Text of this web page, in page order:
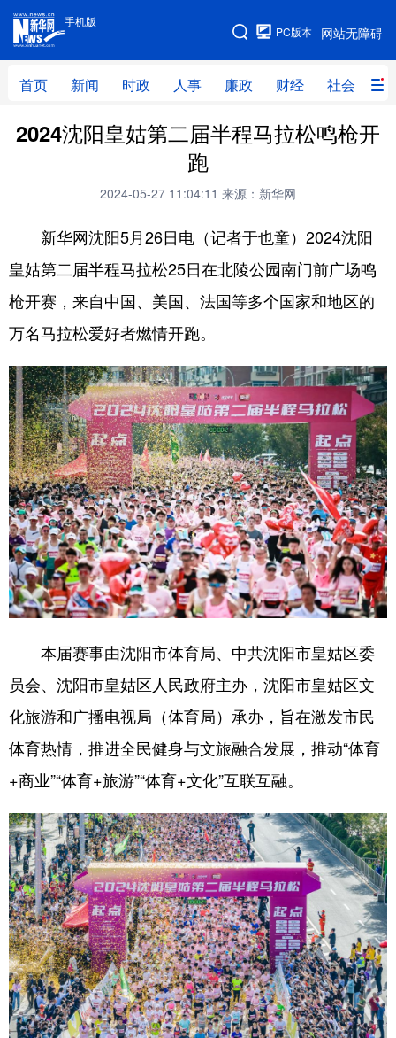
手机版
网站无障碍
PC版本
首页 新闻 时政 人事 廉政 财经 社会 科
手机版
网站地图
首页 新闻 时政 人事
体育 视频 直播 无人机
地方频道
辽宁 吉林 上海 江苏
浙江 安徽 福建
山东 河南 湖北 湖南
广东 广西 海南 重庆
四川 贵州 云南 西藏
陕西 甘肃 青海 宁夏
新疆 内蒙古 黑龙江
多语种频道
English Español Français عربى
Русский язык 日本語 한국어
Deutsch Português
2024沈阳皇姑第二届半程马拉松鸣枪开
跑
2024-05-27 11:04:11 来源：新华网
新华网沈阳5月26日电（记者于也童）2024沈阳
皇姑第二届半程马拉松25日在北陵公园南门前广场鸣
枪开赛，来自中国、美国、法国等多个国家和地区的
万名马拉松爱好者燃情开跑。
本届赛事由沈阳市体育局、中共沈阳市皇姑区委
员会、沈阳市皇姑区人民政府主办，沈阳市皇姑区文
化旅游和广播电视局（体育局）承办，旨在激发市民
体育热情，推进全民健身与文旅融合发展，推动“体育
+商业”“体育+旅游”“体育+文化”互联互融。